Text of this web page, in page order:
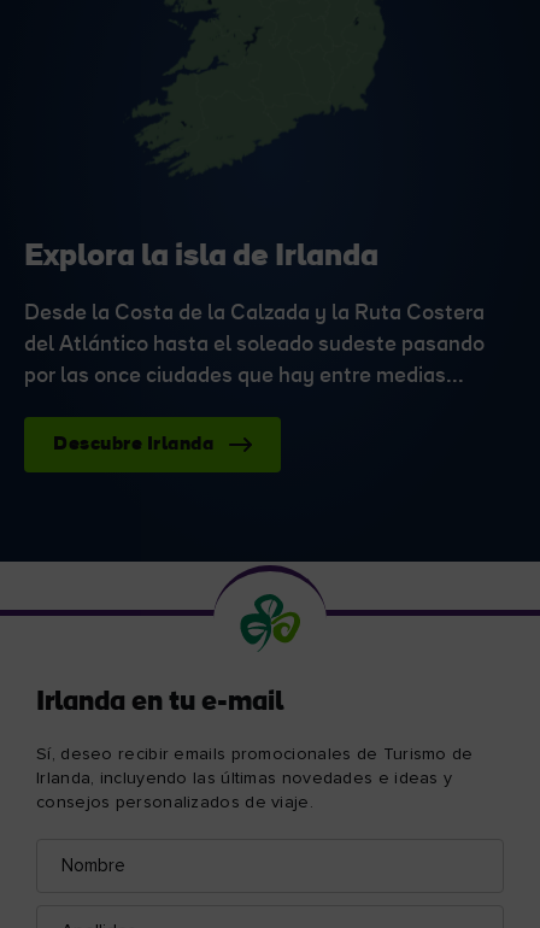
Explora la isla de Irlanda
Desde la Costa de la Calzada y la Ruta Costera
del Atlántico hasta el soleado sudeste pasando
por las once ciudades que hay entre medias...
Descubre Irlanda
Irlanda en tu e-mail
Sí, deseo recibir emails promocionales de Turismo de
Irlanda, incluyendo las últimas novedades e ideas y
consejos personalizados de viaje.
electrónico